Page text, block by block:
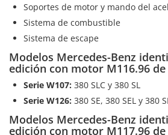
Soportes de motor y mando del
Sistema de combustible
Sistema de escape
Modelos Mercedes-Benz
edición con motor M116.96
Serie W107: 380 SLC y 380 SL
Serie W126: 380 SE, 380 SEL y 380
Modelos Mercedes-Benz
edición con motor M117.96